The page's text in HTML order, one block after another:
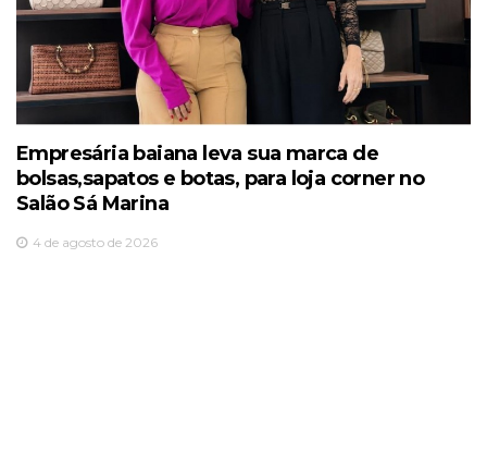
Empresária baiana leva sua marca de
bolsas,sapatos e botas, para loja corner no
Salão Sá Marina
4 de agosto de 2026